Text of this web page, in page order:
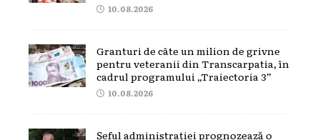
10.08.2026
Granturi de câte un milion de grivne
pentru veteranii din Transcarpatia, în
cadrul programului „Traiectoria 3”
10.08.2026
Șeful administrației prognozează o